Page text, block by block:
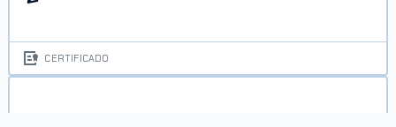
CERTIFICADO